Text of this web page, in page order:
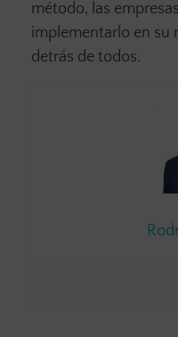
método, las
implementarlo en su
detrás de todos.